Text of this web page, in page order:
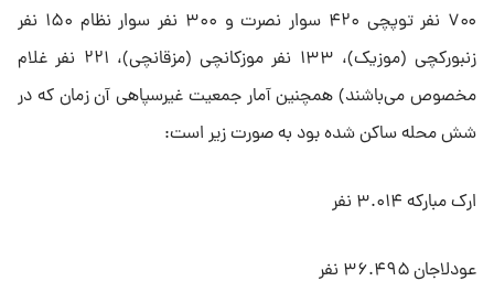
۷۰۰ نفر توپچی ۴۲۰ سوار نصرت و ۳۰۰ نفر سوار نظام ۱۵۰ نفر
زنبورکچی (موزیک)، ۱۳۳ نفر موزکانچی (مزقانچی)، ۲۲۱ نفر غلام
مخصوص می‌باشند) همچنین آمار جمعیت غیرسپاهی آن زمان که در
شش محله ساکن شده بود به صورت زیر است:
ارک مبارکه ۳.۰۱۴ نفر
عودلاجان ۳۶.۴۹۵ نفر